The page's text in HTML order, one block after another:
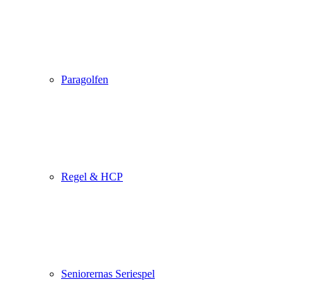
Paragolfen
Regel & HCP
Seniorernas Seriespel